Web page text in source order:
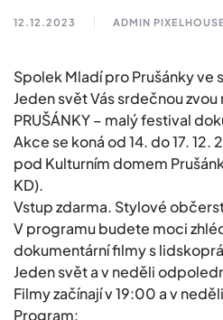
12.12.2023 ADMIN
Spolek Mladí pro Prušánky
Jeden svět Vás srdečnou zvou
PRUŠÁNKY – malý festival
Akce se koná od 14. do 17.
pod Kulturním domem
KD).
Vstup zdarma. Stylové
V programu budete moci
dokumentární filmy s
Jeden svět a v neděli
Filmy začínají v 19:00 a v
Program: